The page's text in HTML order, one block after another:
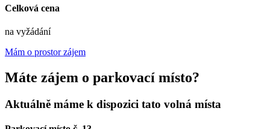
Celková cena
na vyžádání
Mám o prostor zájem
Máte zájem o parkovací místo?
Aktuálně máme k dispozici tato volná místa